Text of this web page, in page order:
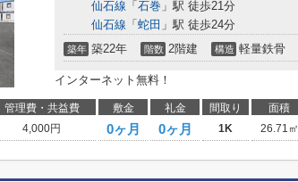
仙石線 「 石巻 」駅 徒歩21分
仙石線 「 蛇田 」駅 徒歩24分
築年 築22年 階数 2階建 構造 軽量鉄骨
インターネット無料！
管理費・共益費 敷金 礼金 間取り 面積
4,000円 0ヶ月 0ヶ月 1K 26.71㎡